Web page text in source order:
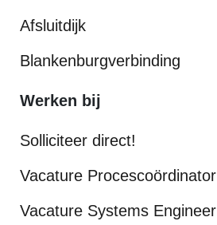
Afsluitdijk
Blankenburgverbinding
Werken bij
Solliciteer direct!
Vacature Procescoördinator
Vacature Systems Engineer